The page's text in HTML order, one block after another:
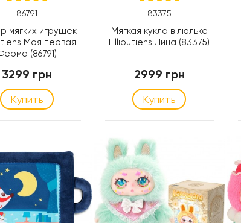
86791
мягких игрушек
Моя первая
(86791)
3299 грн
Купить
83375
Мягкая кукла в люльке
Lilliputiens Лина (83375)
2999 грн
Купить